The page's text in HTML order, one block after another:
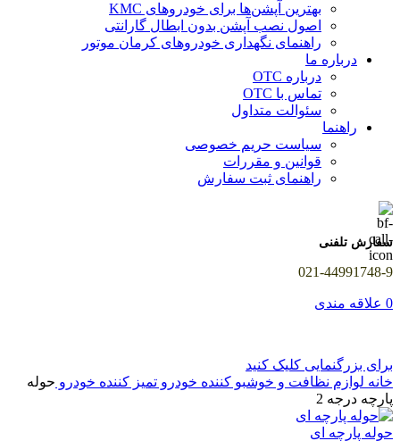
بهترین آپشن‌ها برای خودروهای KMC
اصول نصب آپشن بدون ابطال گارانتی
راهنمای نگهداری خودروهای کرمان موتور
درباره ما
درباره OTC
تماس با OTC
سئوالت متداول
راهنما
سیاست حریم خصوصی
قوانین و مقررات
راهنمای ثبت سفارش
سفارش تلفنی
021-44991748-9
0 علاقه مندی
برای بزرگنمایی کلیک کنید
خانه لوازم نظافت و خوشبو کننده خودرو تمیز کننده خودرو حوله
پارچه درجه 2
حوله پارچه ای